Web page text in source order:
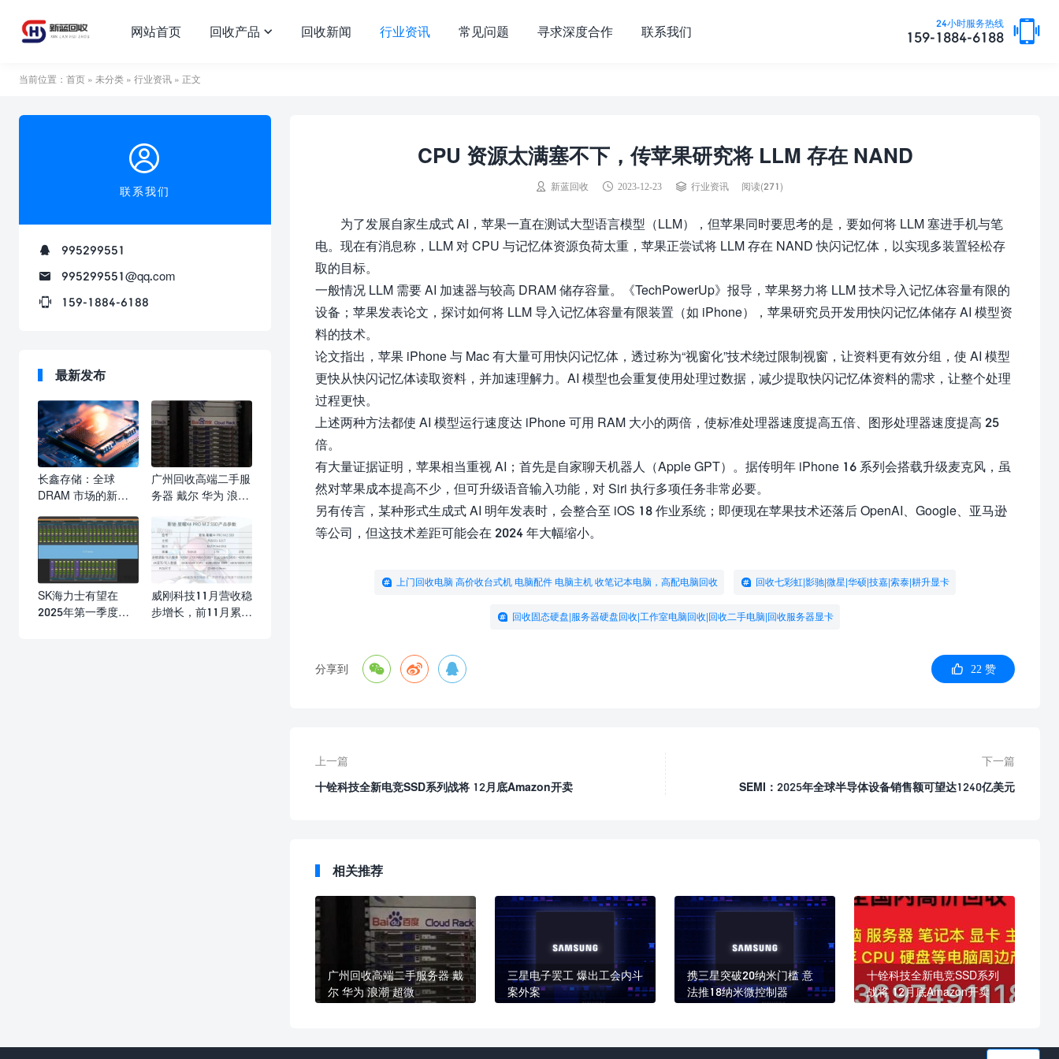
24小时服务热线
159-1884-6188
网站首页 回收产品 回收新闻 行业资讯 常见问题 寻求深度合作 联系我们
当前位置： 首页 » 未分类 » 行业资讯 » 正文
CPU 资源太满塞不下，传苹果研究将 LLM 存在 NAND
新蓝回收 2023-12-23 行业资讯 阅读(271)
为了发展自家生成式 AI，苹果一直在测试大型语言模型（LLM），但苹果同时要思考的是，要如何将 LLM 塞进手机与笔
电。现在有消息称，LLM 对 CPU 与记忆体资源负荷太重，苹果正尝试将 LLM 存在 NAND 快闪记忆体，以实现多装置轻松存
取的目标。
一般情况 LLM 需要 AI 加速器与较高 DRAM 储存容量。《TechPowerUp》报导，苹果努力将 LLM 技术导入记忆体容量有限的
设备；苹果发表论文，探讨如何将 LLM 导入记忆体容量有限装置（如 iPhone），苹果研究员开发用快闪记忆体储存 AI 模型资
料的技术。
论文指出，苹果 iPhone 与 Mac 有大量可用快闪记忆体，透过称为“视窗化”技术绕过限制视窗，让资料更有效分组，使 AI 模型
更快从快闪记忆体读取资料，并加速理解力。AI 模型也会重复使用处理过数据，减少提取快闪记忆体资料的需求，让整个处理
过程更快。
上述两种方法都使 AI 模型运行速度达 iPhone 可用 RAM 大小的两倍，使标准处理器速度提高五倍、图形处理器速度提高 25
倍。
有大量证据证明，苹果相当重视 AI；首先是自家聊天机器人（Apple GPT）。据传明年 iPhone 16 系列会搭载升级麦克风，虽
然对苹果成本提高不少，但可升级语音输入功能，对 Siri 执行多项任务非常必要。
另有传言，某种形式生成式 AI 明年发表时，会整合至 iOS 18 作业系统；即便现在苹果技术还落后 OpenAI、Google、亚马逊
等公司，但这技术差距可能会在 2024 年大幅缩小。
上门回收电脑 高价收台式机 电脑配件 电脑主机 收笔记本电脑，高配电脑回收 回收七彩虹|影驰|微星|华硕|技嘉|索泰|耕升显卡
回收固态硬盘|服务器硬盘回收|工作室电脑回收|回收二手电脑|回收服务器显卡
分享到 22 赞
上一篇
十铨科技全新电竞SSD系列战将 12月底Amazon开卖
下一篇
SEMI：2025年全球半导体设备销售额可望达1240亿美元
相关推荐
广州回收高端二手服务器 戴
尔 华为 浪潮 超微
三星电子罢工 爆出工会内斗
案外案
携三星突破20纳米门槛 意
法推18纳米微控制器
十铨科技全新电竞SSD系列
战将 12月底Amazon开卖
联系我们
995299551
995299551@qq.com
159-1884-6188
最新发布
长鑫存储：全球
DRAM 市场的新兴
广州回收高端二手服
务器 戴尔 华为 浪潮
SK海力士有望在
2025年第一季度
威刚科技11月营收稳
步增长，前11月累计